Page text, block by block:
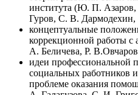
института (Ю. П.
Гуров, С. В.
концептуальные
коррекционной работы с
А. Беличева, Р.
идеи профессиональной
социальных работников
проблеме оказания